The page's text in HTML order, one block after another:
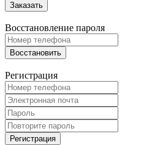
Заказать
Восстановление пароля
Восстановить
Регистрация
Регистрация